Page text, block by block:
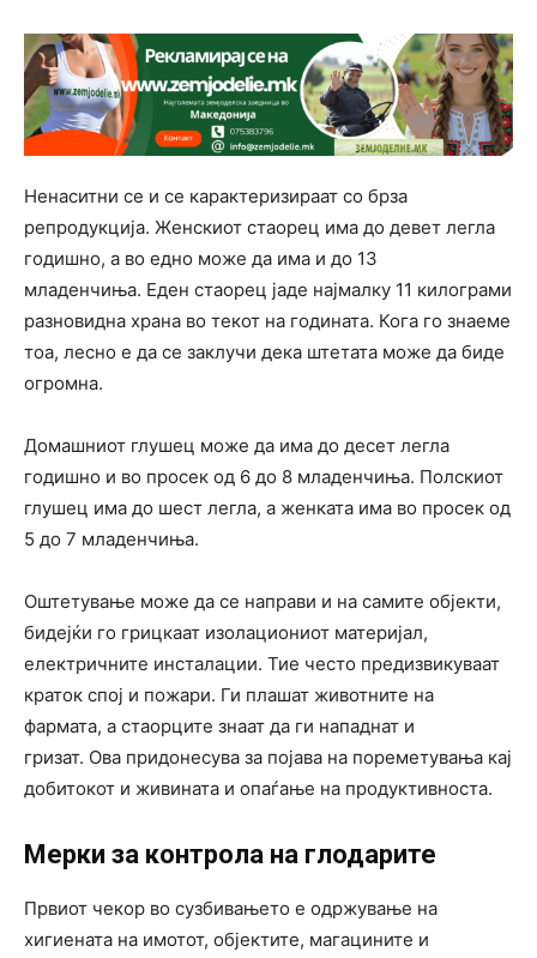
Ненаситни се и се карактеризираат со брза
репродукција. Женскиот стаорец има до девет легла
годишно, а во едно може да има и до 13
младенчиња. Еден стаорец јаде најмалку 11 килограми
разновидна храна во текот на годината. Кога го знаеме
тоа, лесно е да се заклучи дека штетата може да биде
огромна.
Домашниот глушец може да има до десет легла
годишно и во просек од 6 до 8 младенчиња. Полскиот
глушец има до шест легла, а женката има во просек од
5 до 7 младенчиња.
Оштетување може да се направи и на самите објекти,
бидејќи го грицкаат изолациониот материјал,
електричните инсталации. Тие често предизвикуваат
краток спој и пожари. Ги плашат животните на
фармата, а стаорците знаат да ги нападнат и
гризат. Ова придонесува за појава на пореметувања кај
добитокот и живината и опаѓање на продуктивноста.
Мерки за контрола на глодарите
Првиот чекор во сузбивањето е одржување на
хигиената на имотот, објектите, магацините и